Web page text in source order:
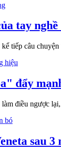
tay
tiếp câu
đẩy
điều ngược
sau 3